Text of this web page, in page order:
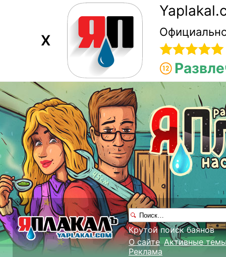
X
Крутой поиск баянов
О сайте Активные
Реклама